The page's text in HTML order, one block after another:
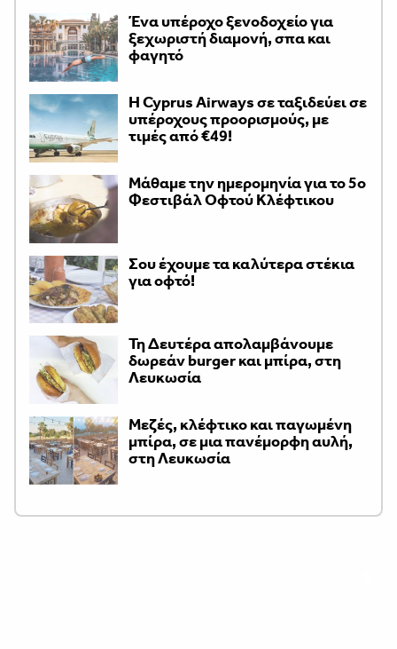
Ένα υπέροχο ξενοδοχείο για
ξεχωριστή διαμονή, σπα και
φαγητό
H Cyprus Airways σε ταξιδεύει σε
υπέροχους προορισμούς, με
τιμές από €49!
Μάθαμε την ημερομηνία για το 5ο
Φεστιβάλ Οφτού Κλέφτικου
Σου έχουμε τα καλύτερα στέκια
για οφτό!
Τη Δευτέρα απολαμβάνουμε
δωρεάν burger και μπίρα, στη
Λευκωσία
Μεζές, κλέφτικο και παγωμένη
μπίρα, σε μια πανέμορφη αυλή,
στη Λευκωσία